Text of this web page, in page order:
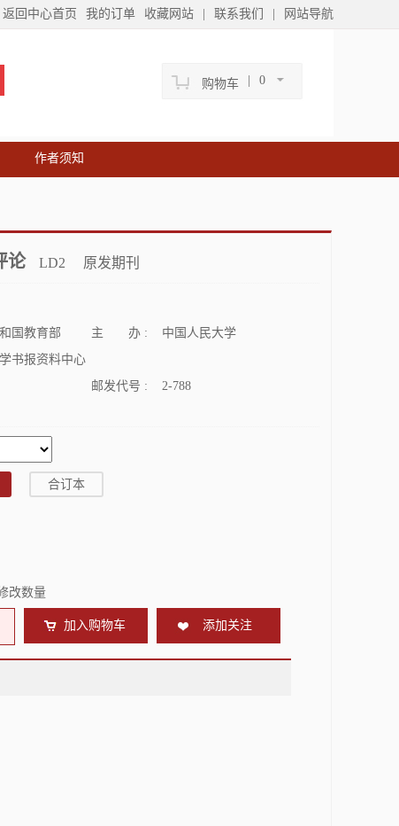
返回中心首页 我的订单 收藏网站 联系我们 网站导航
购物车 0
作者须知
论 LD2 原发期刊
国教育部 主 办 :
中国人民大学
书报资料中心
邮发代号 :
2-788
合订本
改数量
加入购物车 添加关注